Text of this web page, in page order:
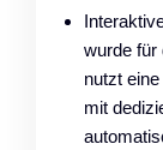
wurde für
nutzt
mit